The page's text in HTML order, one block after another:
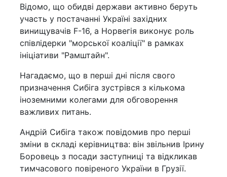
Відомо, що обидві держави активно беруть
участь у постачанні Україні західних
винищувачів F-16, а Норвегія виконує роль
співлідерки "морської коаліції" в рамках
ініціативи "Рамштайн".
Нагадаємо, що в перші дні після свого
призначення Сибіга зустрівся з кількома
іноземними колегами для обговорення
важливих питань.
Андрій Сибіга також повідомив про перші
зміни в складі керівництва: він звільнив Ірину
Боровець з посади заступниці та відкликав
тимчасового повіреного України в Грузії.